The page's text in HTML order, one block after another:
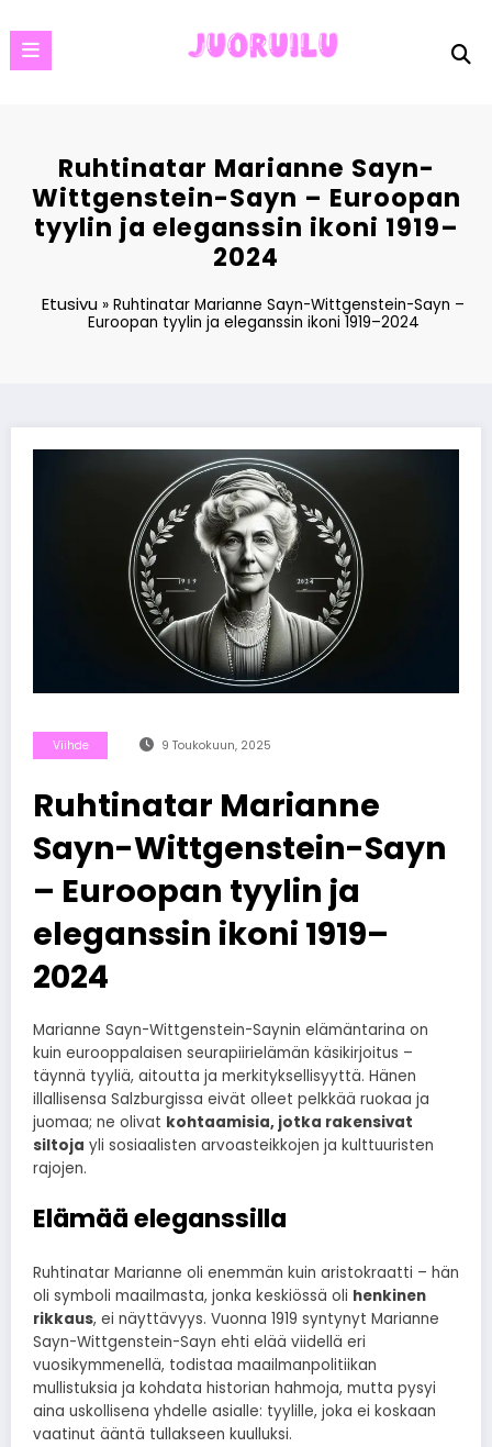
to
content
Ruhtinatar Marianne Sayn-
Wittgenstein-Sayn – Euroopan
tyylin ja eleganssin ikoni 1919–
2024
Etusivu »Ruhtinatar Marianne Sayn-Wittgenstein-Sayn –
Euroopan tyylin ja eleganssin ikoni 1919–2024
Viihde 9 Toukokuun, 2025
Ruhtinatar Marianne
Sayn-Wittgenstein-Sayn
– Euroopan tyylin ja
eleganssin ikoni 1919–
2024
Marianne Sayn-Wittgenstein-Saynin elämäntarina on
kuin eurooppalaisen seurapiirielämän käsikirjoitus –
täynnä tyyliä, aitoutta ja merkityksellisyyttä. Hänen
illallisensa Salzburgissa eivät olleet pelkkää ruokaa ja
juomaa; ne olivat kohtaamisia, jotka rakensivat
siltoja yli sosiaalisten arvoasteikkojen ja kulttuuristen
rajojen.
Elämää eleganssilla
Ruhtinatar Marianne oli enemmän kuin aristokraatti – hän
oli symboli maailmasta, jonka keskiössä oli henkinen
rikkaus, ei näyttävyys. Vuonna 1919 syntynyt Marianne
Sayn-Wittgenstein-Sayn ehti elää viidellä eri
vuosikymmenellä, todistaa maailmanpolitiikan
mullistuksia ja kohdata historian hahmoja, mutta pysyi
aina uskollisena yhdelle asialle: tyylille, joka ei koskaan
vaatinut ääntä tullakseen kuulluksi.